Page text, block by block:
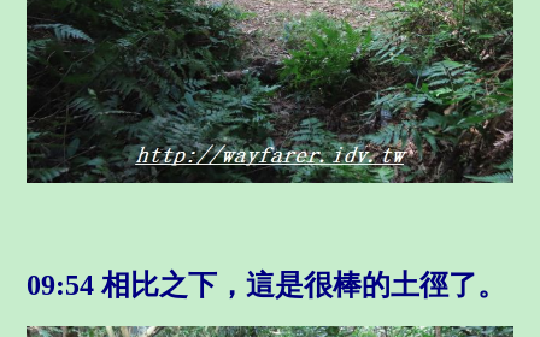
09:54 相比之下，這是很棒的土徑了。